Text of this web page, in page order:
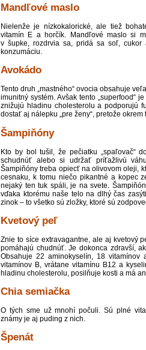
Mandľové maslo
Nielenže je nízkokalorické, ale tiež
vitamín E a horčík. Mandľové maslo si
v šupke, rozdrvia sa, pridá sa soľ,
konzumáciu.
Avokádo
Tento druh „mastného“ ovocia obsahuje
imunitný systém. Avšak tento „superfood“
znižujú hladinu cholesterolu a podporujú
dostať aj nálepku „pre ženy“, pretože
Šampiňóny
Kto by bol tušil, že pečiatku „spaľovač“
schudnúť alebo si udržať príťažlivú
Šampiňóny treba opiecť na olivovom oleji,
cesnaku, k tomu niečo pikantné a kopec
nejaký ten tuk spáli, je na svete.
vďaka ktorému naše telo na dlhý čas
zinok – to všetko sú zložky, ktoré sú
Kvetový peľ
Znie to síce extravagantne, ale aj kvetový
pomáhajú chudnúť. Je dokonca zdravší,
Obsahuje 22 aminokyselín, 18
vitamínov B, vrátane vitamínu B12 a
hladinu cholesterolu, posilňuje kosti a má
Chia semiačka
O tých sme už mnohí počuli. Sú plné
známy je aj puding z nich.
Špenát